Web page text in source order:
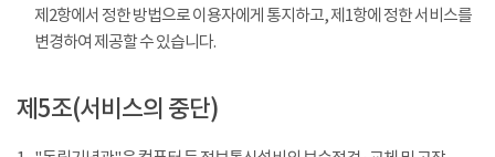
제2항에서 정한 방법으로 이용자에게 통지하고, 제1항에 정한 서비스를
변경하여 제공할 수 있습니다.
제5조(서비스의 중단)